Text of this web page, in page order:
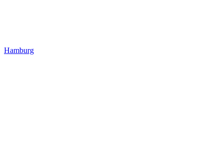
Hamburg